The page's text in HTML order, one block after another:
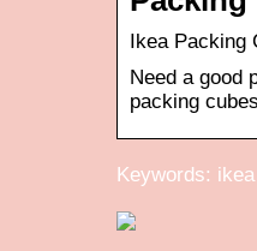
Ikea Packing
Need a good
packing cubes
Keywords: